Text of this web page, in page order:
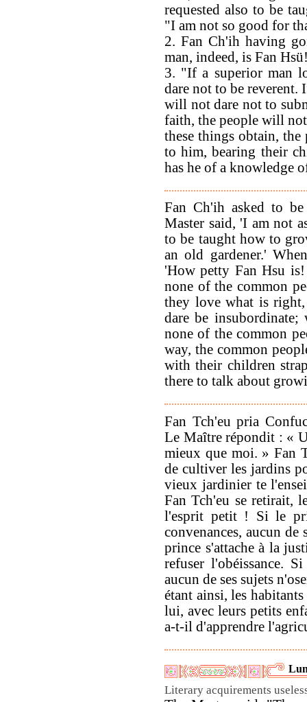
requested also to be
"I am not so good for
2. Fan Ch'ih having
man, indeed, is Fan
3. "If a superior man
dare not to be reverent.
will not dare not to
faith, the people will
these things obtain,
to him, bearing their
has he of a knowledge
Fan Ch'ih asked to
Master said, 'I am not
to be taught how to
an old gardener.'
'How petty Fan Hsu
none of the common
they love what is
dare be
none of the common
way, the common
with their children
there to talk about
Fan Tch'eu pria
Le Maître répondit : «
mieux que moi. » Fan
de cultiver les jardins
vieux jardinier te
Fan Tch'eu se retirait,
l'esprit petit ! Si le
convenances, aucun de
prince s'attache à la
refuser l'obéissance.
aucun de ses sujets
étant ainsi, les
lui, avec leurs petits
a-t-il d'apprendre
Literary acquirements